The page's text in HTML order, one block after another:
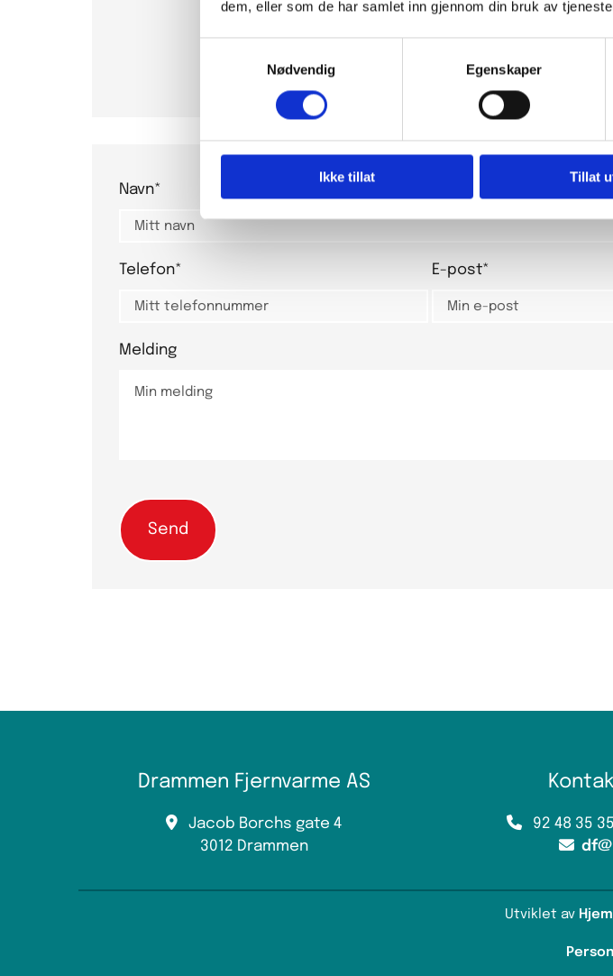
dem, eller som de har samlet inn gjennom din bruk av
Nødvendig
Egenskaper
Ikke tillat Tillat
 df@df.no
Navn*
Telefon* E-post*
Melding
Drammen Fjernvarme AS
 Jacob Borchs gate 4
3012 Drammen
92 48 35

Utviklet av